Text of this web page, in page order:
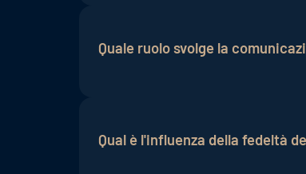
Quale ruolo svolge la
Qual è l'influenza della fedeltà